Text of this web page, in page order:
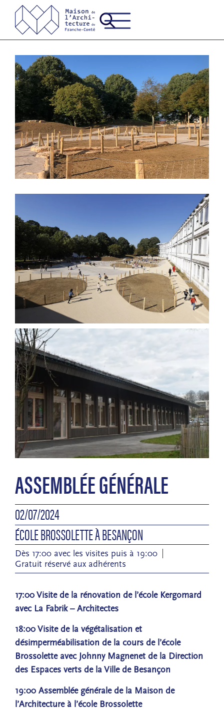
ASSEMBLÉE GÉNÉRALE
02/07/2024
ÉCOLE BROSSOLETTE À BESANÇON
Dès 17:00 avec les visites puis à 19:00
Gratuit réservé aux adhérents
17:00 Visite de la rénovation de l’école Kergomard
avec La Fabrik – Architectes
18:00 Visite de la végétalisation et
désimperméabilisation de la cours de l’école
Brossolette avec Johnny Magnenet de la Direction
des Espaces verts de la Ville de Besançon
19:00 Assemblée générale de la Maison de
l’Architecture à l’école Brossolette